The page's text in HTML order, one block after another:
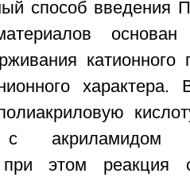
способ введения
катионного
характера.
с акриламидом
при этом